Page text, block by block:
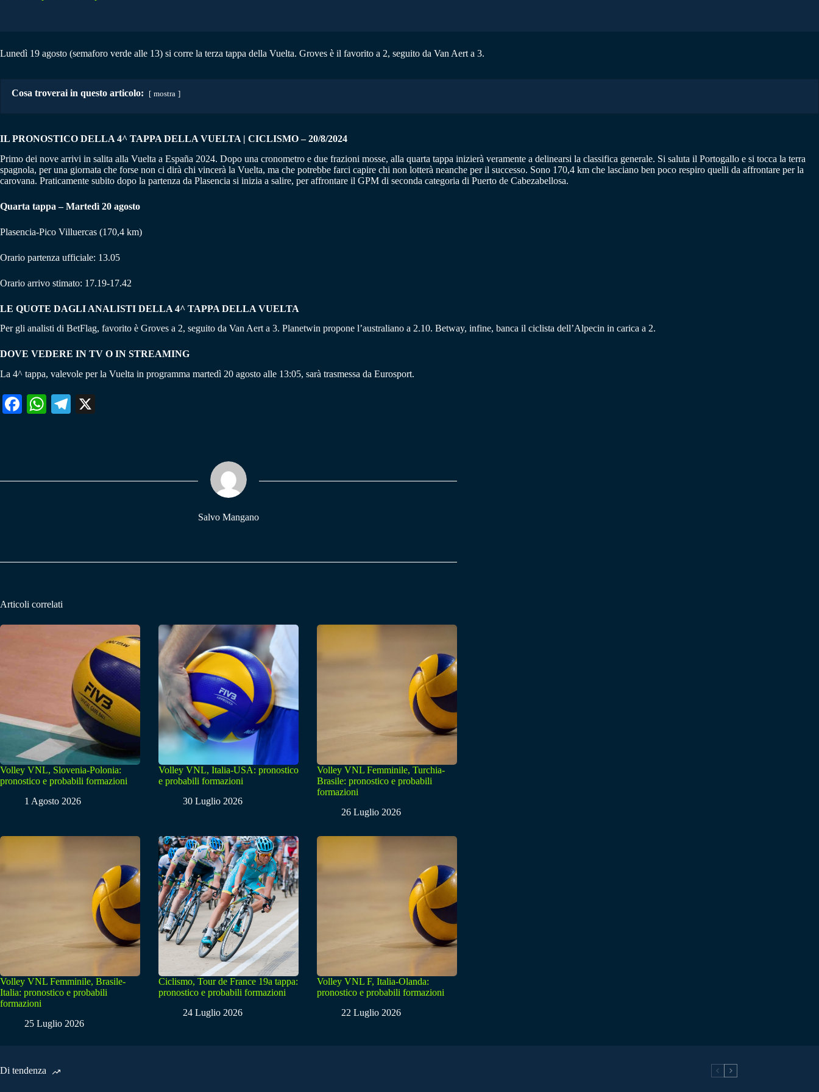
Lunedì 19 agosto (semaforo verde alle 13) si corre la terza tappa della Vuelta. Groves è il favorito a 2, seguito da Van Aert a 3.
Cosa troverai in questo articolo: mostra
IL PRONOSTICO DELLA 4^ TAPPA DELLA VUELTA | CICLISMO – 20/8/2024
Primo dei nove arrivi in salita alla Vuelta a España 2024. Dopo una cronometro e due frazioni mosse, alla quarta tappa inizierà veramente a delinearsi la classifica generale. Si saluta il Portogallo e si tocca la terra
spagnola, per una giornata che forse non ci dirà chi vincerà la Vuelta, ma che potrebbe farci capire chi non lotterà neanche per il successo. Sono 170,4 km che lasciano ben poco respiro quelli da affrontare per la
carovana. Praticamente subito dopo la partenza da Plasencia si inizia a salire, per affrontare il GPM di seconda categoria di Puerto de Cabezabellosa.
Quarta tappa – Martedì 20 agosto
Plasencia-Pico Villuercas (170,4 km)
Orario partenza ufficiale: 13.05
Orario arrivo stimato: 17.19-17.42
LE QUOTE DAGLI ANALISTI DELLA 4^ TAPPA DELLA VUELTA
Per gli analisti di BetFlag, favorito è Groves a 2, seguito da Van Aert a 3. Planetwin propone l’australiano a 2.10. Betway, infine, banca il ciclista dell’Alpecin in carica a 2.
DOVE VEDERE IN TV O IN STREAMING
La 4^ tappa, valevole per la Vuelta in programma martedì 20 agosto alle 13:05, sarà trasmessa da Eurosport.
Fa W
pp
Te
m
Salvo Mangano
Articoli correlati
Volley VNL, Slovenia-Polonia:
pronostico e probabili formazioni
1 Agosto 2026
Volley VNL, Italia-USA: pronostico
e probabili formazioni
30 Luglio 2026
Volley VNL Femminile, Turchia-
Brasile: pronostico e probabili
formazioni
26 Luglio 2026
Volley VNL Femminile, Brasile-
Italia: pronostico e probabili
formazioni
25 Luglio 2026
Ciclismo, Tour de France 19a tappa:
pronostico e probabili formazioni
24 Luglio 2026
Volley VNL F, Italia-Olanda:
pronostico e probabili formazioni
22 Luglio 2026
Di tendenza